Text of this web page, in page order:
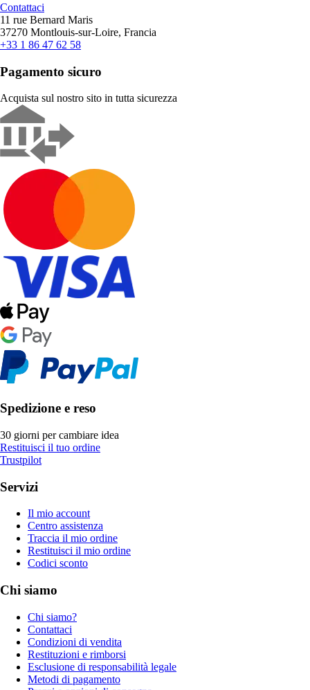
Contattaci
11 rue Bernard Maris
37270 Montlouis-sur-Loire, Francia
+33 1 86 47 62 58
Pagamento sicuro
Acquista sul nostro sito in tutta sicurezza
Spedizione e reso
30 giorni per cambiare idea
Restituisci il tuo ordine
Trustpilot
Servizi
Il mio account
Centro assistenza
Traccia il mio ordine
Restituisci il mio ordine
Codici sconto
Chi siamo
Chi siamo?
Contattaci
Condizioni di vendita
Restituzioni e rimborsi
Esclusione di responsabilità legale
Metodi di pagamento